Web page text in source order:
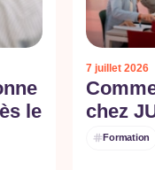
le
7 juillet 2026
chez
Formation